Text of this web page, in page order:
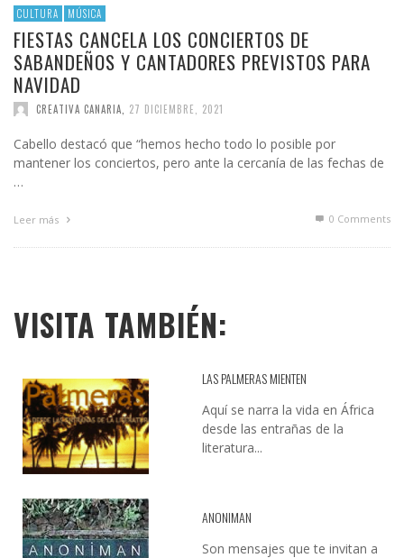
CULTURA MÚSICA
FIESTAS CANCELA LOS CONCIERTOS DE
SABANDEÑOS Y CANTADORES PREVISTOS PARA
NAVIDAD
CREATIVA CANARIA 27 DICIEMBRE, 2021
Cabello destacó que “hemos hecho todo lo posible por
mantener los conciertos, pero ante la cercanía de las fechas de
…
Leer más 0 Comments
VISITA TAMBIÉN:
LAS PALMERAS MIENTEN
Aquí se narra la vida en África
desde las entrañas de la
literatura...
ANONIMAN
Son mensajes que te invitan a